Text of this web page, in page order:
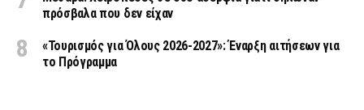
πρόσβαλα που δεν είχαν
«Τουρισμός για Όλους 2026-2027»: Έναρξη αιτήσεων για
το Πρόγραμμα